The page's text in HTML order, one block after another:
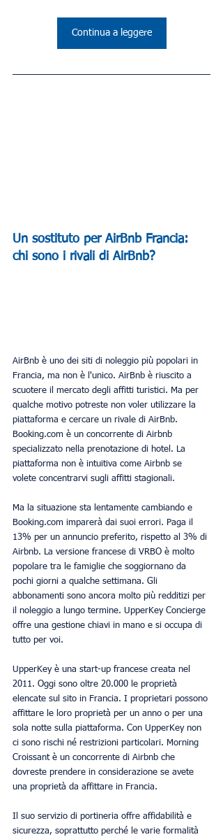
Continua a leggere
Un sostituto per AirBnb Francia:
chi sono i rivali di AirBnb?
AirBnb è uno dei siti di noleggio più popolari in
Francia, ma non è l'unico. AirBnb è riuscito a
scuotere il mercato degli affitti turistici. Ma per
qualche motivo potreste non voler utilizzare la
piattaforma e cercare un rivale di AirBnb.
Booking.com è un concorrente di Airbnb
specializzato nella prenotazione di hotel. La
piattaforma non è intuitiva come Airbnb se
volete concentrarvi sugli affitti stagionali.
Ma la situazione sta lentamente cambiando e
Booking.com imparerà dai suoi errori. Paga il
13% per un annuncio preferito, rispetto al 3% di
Airbnb. La versione francese di VRBO è molto
popolare tra le famiglie che soggiornano da
pochi giorni a qualche settimana. Gli
abbonamenti sono ancora molto più redditizi per
il noleggio a lungo termine. UpperKey Concierge
offre una gestione chiavi in mano e si occupa di
tutto per voi.
UpperKey è una start-up francese creata nel
2011. Oggi sono oltre 20.000 le proprietà
elencate sul sito in Francia. I proprietari possono
affittare le loro proprietà per un anno o per una
sola notte sulla piattaforma. Con UpperKey non
ci sono rischi né restrizioni particolari. Morning
Croissant è un concorrente di Airbnb che
dovreste prendere in considerazione se avete
una proprietà da affittare in Francia.
Il suo servizio di portineria offre affidabilità e
sicurezza, soprattutto perché le varie formalità